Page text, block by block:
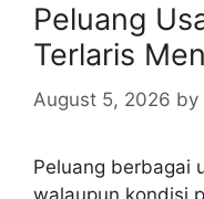
Peluang
Terlaris
August 5, 2026 by
Peluang berbagai
walaupun kondisi